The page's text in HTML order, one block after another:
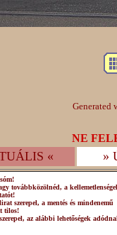
Generated
NE
« »
továbbközölnéd, a
szerepel, a mentés és mindenemű
tilos!
az alábbi lehetőségek